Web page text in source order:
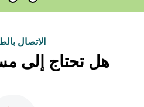
الاتصال بالطوارئ
هل تحتاج إلى